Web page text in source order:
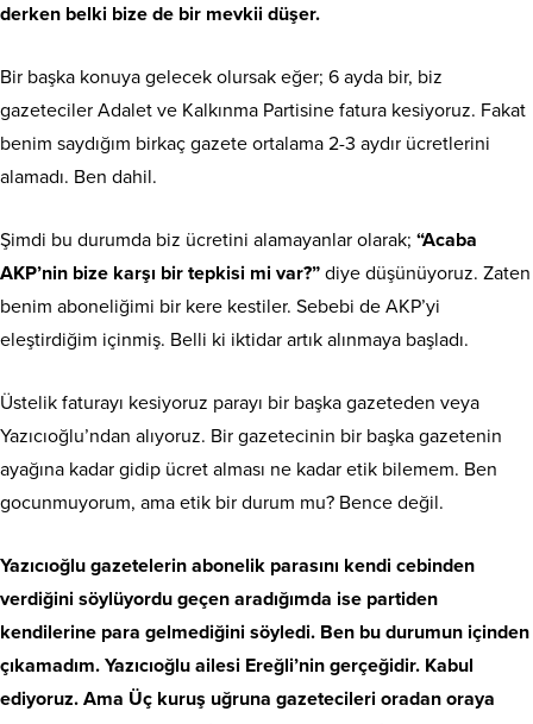
derken belki bize de bir mevkii düşer.
Bir başka konuya gelecek olursak eğer; 6 ayda bir, biz
gazeteciler Adalet ve Kalkınma Partisine fatura kesiyoruz. Fakat
benim saydığım birkaç gazete ortalama 2-3 aydır ücretlerini
alamadı. Ben dahil.
Şimdi bu durumda biz ücretini alamayanlar olarak; “Acaba
AKP’nin bize karşı bir tepkisi mi var?” diye düşünüyoruz. Zaten
benim aboneliğimi bir kere kestiler. Sebebi de AKP’yi
eleştirdiğim içinmiş. Belli ki iktidar artık alınmaya başladı.
Üstelik faturayı kesiyoruz parayı bir başka gazeteden veya
Yazıcıoğlu’ndan alıyoruz. Bir gazetecinin bir başka gazetenin
ayağına kadar gidip ücret alması ne kadar etik bilemem. Ben
gocunmuyorum, ama etik bir durum mu? Bence değil.
Yazıcıoğlu gazetelerin abonelik parasını kendi cebinden
verdiğini söylüyordu geçen aradığımda ise partiden
kendilerine para gelmediğini söyledi. Ben bu durumun içinden
çıkamadım. Yazıcıoğlu ailesi Ereğli’nin gerçeğidir. Kabul
ediyoruz. Ama Üç kuruş uğruna gazetecileri oradan oraya